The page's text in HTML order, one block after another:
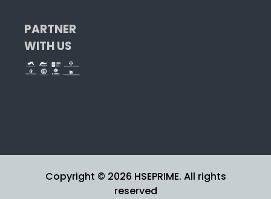
PARTNER
WITH US
Copyright © 2026 HSEPRIME. All rights
reserved